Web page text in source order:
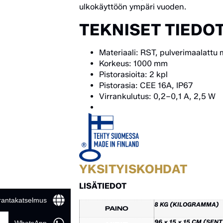
ulkokäyttöön ympäri vuoden.
TEKNISET
Materiaali: RST, pulverimaalattu
Korkeus: 1000 mm
Pistorasioita: 2 kpl
Pistorasia: CEE 16A, IP67
Virrankulutus: 0,2–0,1 A, 2,5 W
YKSITYISKOHDAT
LISÄTIEDOT
PAINO
8 KG (KILOGRAMMA)